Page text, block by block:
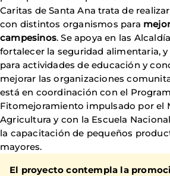
Caritas de Santa Ana trata de
con distintos organismos para
campesinos. Se apoya en las
fortalecer la seguridad alimentaria,
para actividades de educación y
mejorar las organizaciones
está en coordinación con el
Fitomejoramiento impulsado por el
Agricultura y con la Escuela
la capacitación de pequeños
mayores.
El proyecto contempla la